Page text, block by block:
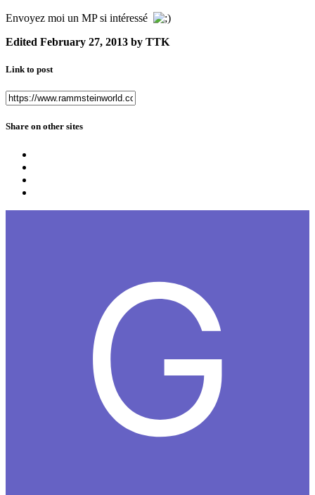
Envoyez moi un MP si intéressé
Edited February 27, 2013 by TTK
Link to post
Share on other sites